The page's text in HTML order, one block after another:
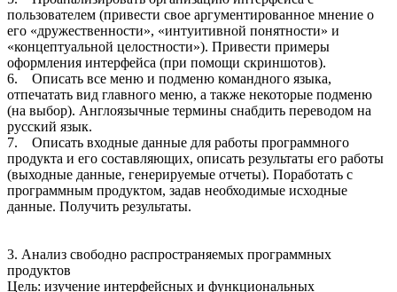
пользователем (привести свое аргументированное мнение о
его «дружественности», «интуитивной понятности» и
«концептуальной целостности»). Привести примеры
оформления интерфейса (при помощи скриншотов).
6. Описать все меню и подменю командного языка,
отпечатать вид главного меню, а также некоторые подменю
(на выбор). Англоязычные термины снабдить переводом на
русский язык.
7. Описать входные данные для работы программного
продукта и его составляющих, описать результаты его работы
(выходные данные, генерируемые отчеты). Поработать с
программным продуктом, задав необходимые исходные
данные. Получить результаты.
3. Анализ свободно распространяемых программных
продуктов
Цель: изучение интерфейсных и функциональных